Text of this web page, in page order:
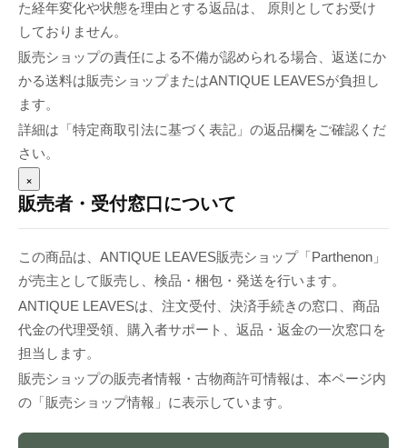
た経年変化や状態を理由とする返品は、 原則としてお受け
しておりません。
販売ショップの責任による不備が認められる場合、返送にか
かる送料は販売ショップまたはANTIQUE LEAVESが負担し
ます。
詳細は「特定商取引法に基づく表記」の返品欄をご確認くだ
さい。
×
販売者・受付窓口について
この商品は、ANTIQUE LEAVES販売ショップ「Parthenon」
が売主として販売し、検品・梱包・発送を行います。
ANTIQUE LEAVESは、注文受付、決済手続きの窓口、商品
代金の代理受領、購入者サポート、返品・返金の一次窓口を
担当します。
販売ショップの販売者情報・古物商許可情報は、本ページ内
の「販売ショップ情報」に表示しています。